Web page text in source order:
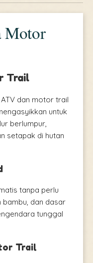
Motor
Trail
dan motor trail
untuk
berlumpur,
setapak di hutan
tanpa perlu
bambu, dan dasar
tunggal
Trail